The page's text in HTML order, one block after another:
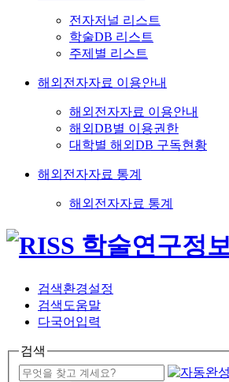
전자저널 리스트
학술DB 리스트
주제별 리스트
해외전자자료 이용안내
해외전자자료 이용안내
해외DB별 이용권한
대학별 해외DB 구독현황
해외전자자료 통계
해외전자자료 통계
검색환경설정
검색도움말
다국어입력
검색